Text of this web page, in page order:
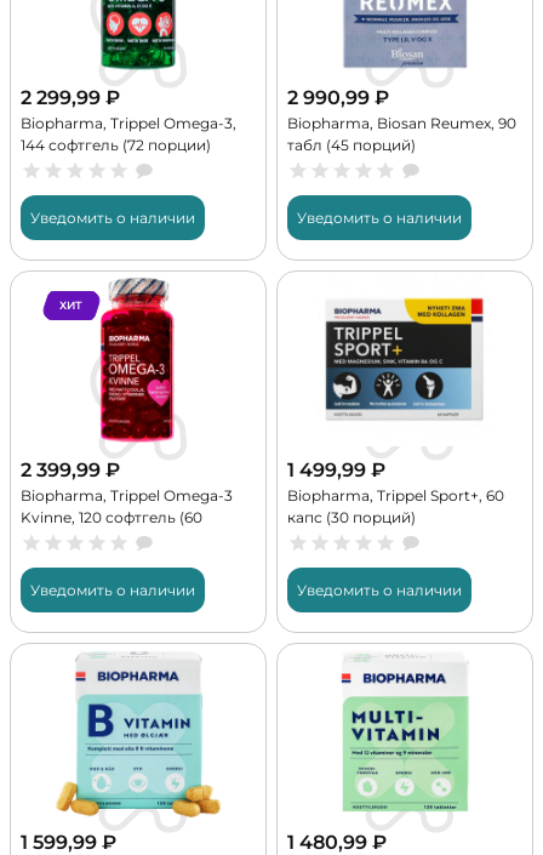
2 299,99 ₽
Biopharma, Trippel Omega-3,
144 софтгель (72 порции)
Уведомить о наличии
2 990,99 ₽
Biopharma, Biosan Reumex, 90
табл (45 порций)
Уведомить о наличии
ХИТ
2 399,99 ₽
Biopharma, Trippel Omega-3
Kvinne, 120 софтгель (60
порций)
Уведомить о наличии
1 499,99 ₽
Biopharma, Trippel Sport+, 60
капс (30 порций)
Уведомить о наличии
1 599,99 ₽ 1 480,99 ₽